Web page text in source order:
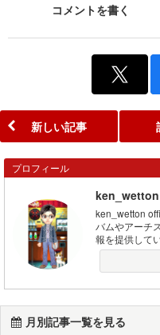
コメントを書く
新しい記事
プロフィール
ken_wetton
バムやアーチ
報を提供して
月別記事一覧を見る